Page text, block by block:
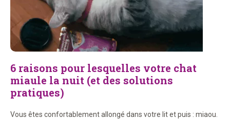
6 raisons pour lesquelles votre chat
miaule la nuit (et des solutions
pratiques)
Vous êtes confortablement allongé dans votre lit et puis : miaou.